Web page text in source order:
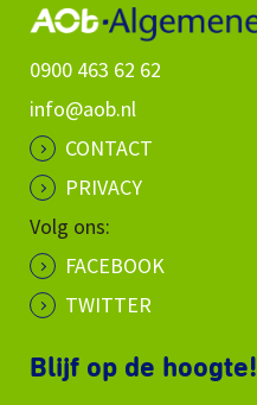
0900 463 62 62
info@aob.nl
CONTACT
PRIVACY
Volg ons:
FACEBOOK
TWITTER
Blijf op de hoogte!